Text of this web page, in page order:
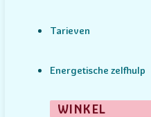
Tarieven
Energetische zelfhulp
WINKEL